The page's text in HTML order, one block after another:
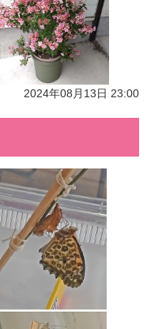
2024年08月13日 23:00